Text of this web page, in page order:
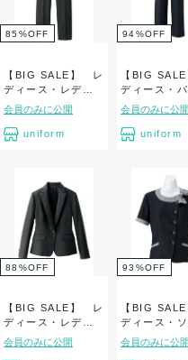
85 %OFF
【BIG SALE】 レ
ディース・レディ
スストレッ...
会員のみに公開
uniform
94%OFF
【BIG
ディース・パ
ツ 新品
会員のみに公開
uniform
88 %OFF
【BIG SALE】 レ
ディース・レディ
スストレッ...
会員のみに公開
93 %OFF
【BIG
ディース・ソ
ジャケット...
会員のみに公開